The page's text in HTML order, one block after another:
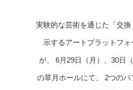
実験的な芸術を通じた「交
示するアートプラットフォ
が、 6月29日（月）、30日
の草月ホールにて、 2つのパ